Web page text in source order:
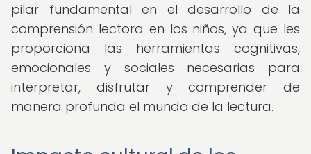
pilar fundamental en el desarrollo de la
comprensión lectora en los niños, ya que les
proporciona las herramientas cognitivas,
emocionales y sociales necesarias para
interpretar, disfrutar y comprender de
manera profunda el mundo de la lectura.